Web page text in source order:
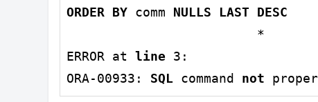
ORDER BY comm NULLS LAST
DESC
                         *
ERROR at line 3 :
ORA-00933 : SQL command not